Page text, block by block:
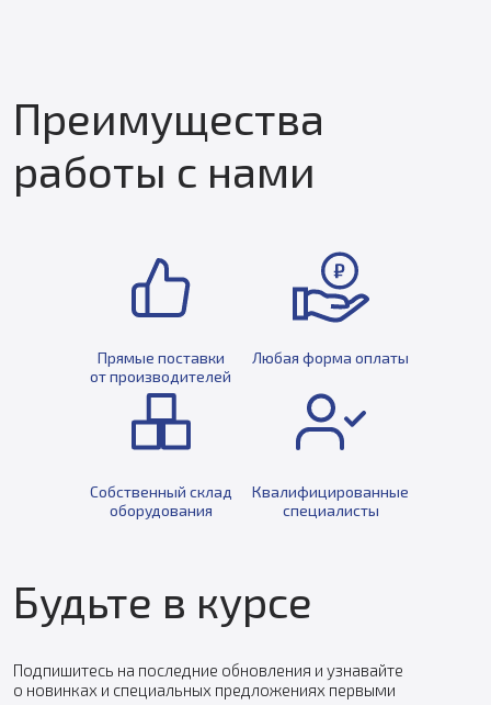
Преимущества
работы с нами
Прямые поставки
от производителей
Любая форма оплаты
Собственный склад
оборудования
Квалифицированные
специалисты
Будьте в курсе
Подпишитесь на последние обновления и узнавайте
о новинках и специальных предложениях первыми